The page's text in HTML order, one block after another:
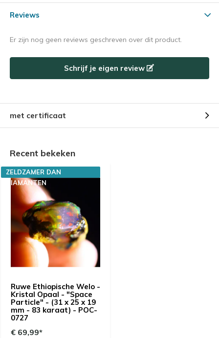
Reviews
Er zijn nog geen reviews geschreven over dit product.
Schrijf je eigen review
met certificaat
Recent bekeken
Ruwe Ethiopische Welo -
Kristal Opaal - "Space
Particle" - (31 x 25 x 19
mm - 83 karaat) - POC-
0727
ZELDZAMER DAN
DIAMANTEN
€ 69,99*